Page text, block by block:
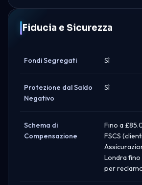
Fiducia e Sicurezza
Fondi Segregati Sì
Protezione dal Saldo
Negativo
Sì
Schema di
Compensazione
Fino a
FSCS
Londra
per